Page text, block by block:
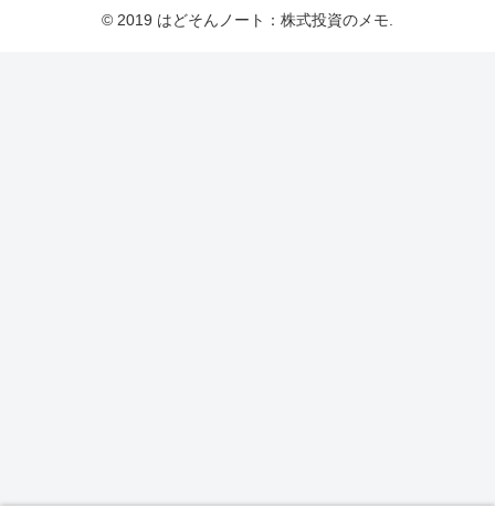
© 2019 はどそんノート：株式投資のメモ.